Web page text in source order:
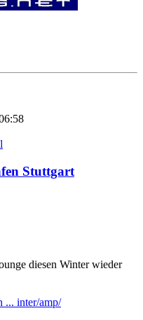
Stuttgart
diesen Winter wieder
... inter/amp/